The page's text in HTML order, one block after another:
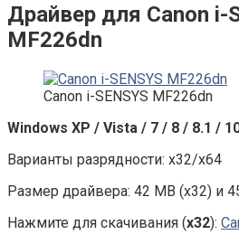
Драйвер для Canon i-
MF226dn
Canon i-SENSYS MF226dn
Windows XP / Vista / 7 / 8 / 8.1 /
Варианты разрядности: x32/x64
Размер драйвера: 42 MB (x32) и
Нажмите для скачивания (x32):